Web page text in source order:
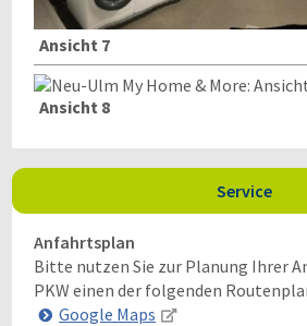
Ansicht 7
Ansicht 8
Service
Anfahrtsplan
Bitte nutzen Sie zur Planung Ihrer
PKW einen der folgenden
Google Maps